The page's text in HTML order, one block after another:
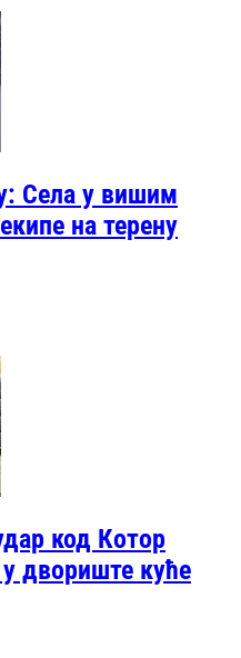
Села у вишим
на терену
код Котор
двориште куће